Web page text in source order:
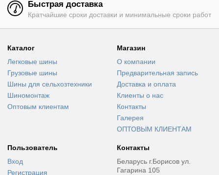
Быстрая доставка
Кратчайшие сроки доставки и минимальные сроки работ
Каталог
Легковые шины
Грузовые шины
Шины для сельхозтехники
Шиномонтаж
Оптовым клиентам
Магазин
О компании
Предварительная запись
Доставка и оплата
Клиенты о нас
Контакты
Галерея
ОПТОВЫМ КЛИЕНТАМ
Пользователь
Вход
Регистрация
Контакты
Беларусь г.Борисов ул.
Гагарина 105